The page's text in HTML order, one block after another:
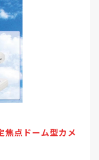
焦点ドーム型カメ